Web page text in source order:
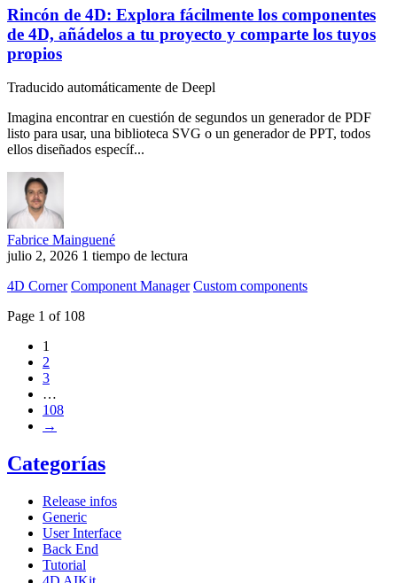
Rincón de 4D: Explora fácilmente los componentes
de 4D, añádelos a tu proyecto y comparte los tuyos
propios
Traducido automáticamente de Deepl
Imagina encontrar en cuestión de segundos un generador de PDF
listo para usar, una biblioteca SVG o un generador de PPT, todos
ellos diseñados específ...
Fabrice Mainguené
julio 2, 2026 1 tiempo de lectura
4D Corner Component Manager Custom components
Page 1 of 108
1
2
3
…
108
→
Categorías
Release infos
Generic
User Interface
Back End
Tutorial